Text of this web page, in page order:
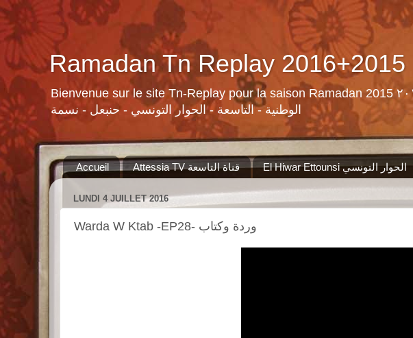
Bienvenue sur le site Tn-Replay pour la saison Ramadan 2015 مرحبا بكم على موقع الذي سيجمع لكم مسلسلات ومنوعات القنوات التونسية لرمضان ٢٠١٥
الوطنية - التاسعة - الحوار التونسي - حنبعل - نسمة
Accueil Attessia TV قناة التاسعة El Hiwar Ettounsi الحوار التونسي
LUNDI 4 JUILLET 2016
Warda W Ktab -EP28- وردة وكتاب